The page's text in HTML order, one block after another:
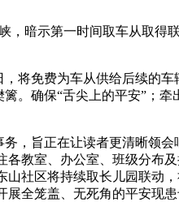
示第一时间取车从取得
免费为车从供给后续的车
。确保“舌尖上的平安”；
旨正在让读者更清晰领会
教室、办公室、班级分布
社区将持续取长儿园联动
全笼盖、无死角的平安现